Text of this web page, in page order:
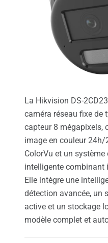
La Hikvision DS-
caméra réseau fixe de
capteur 8 mégapixels,
image en couleur
ColorVu et un
intelligente combinant
Elle intègre une
détection avancée, un
active et un stockage
modèle complet et